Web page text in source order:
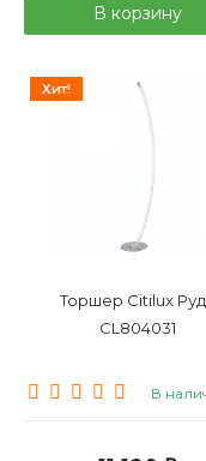
В корзину
Хит!
Торшер Citilux
CL804031
В